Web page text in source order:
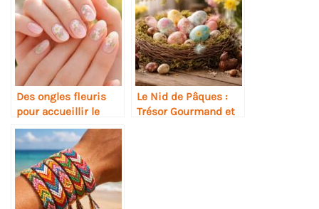
Des ongles fleuris
pour accueillir le
printemps avec
élégance
Le Nid de Pâques :
Trésor Gourmand et